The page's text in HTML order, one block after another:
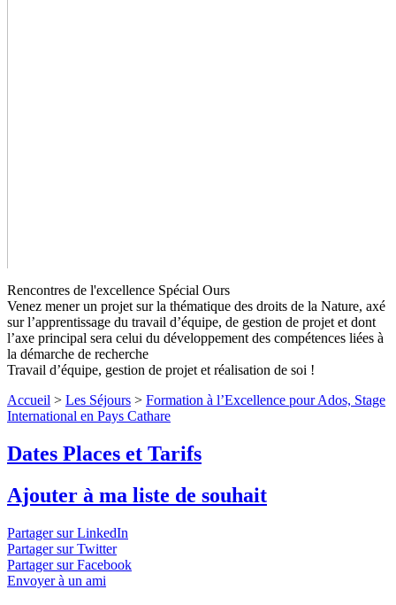
Formation à l’Excellence pour Ados,
CathareNiveaux 3 et 4
Former les Leaders de Demain, au travers d’une enquête sur les
descriptif détaillé plus bas ↓
Rencontres de l'excellence Spécial Ours
Venez mener un projet sur la thématique des droits de la Nature, axé
sur l’apprentissage du travail d’équipe, de gestion de projet et dont
l’axe principal sera celui du développement des compétences liées à
la démarche de recherche
Travail d’équipe, gestion de projet et réalisation de soi !
Accueil > Les Séjours > Formation à l’Excellence pour Ados, Stage
International en Pays Cathare
Dates Places et Tarifs
Ajouter à ma liste de souhait
Partager sur LinkedIn
Partager sur Twitter
Partager sur Facebook
Envoyer à un ami